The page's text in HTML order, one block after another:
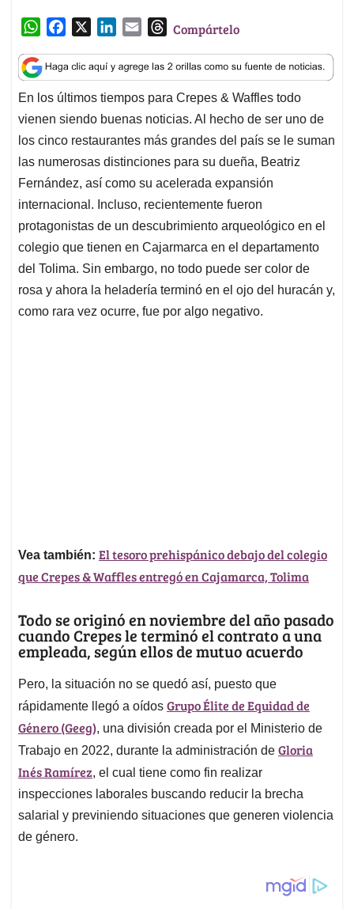
W
a
t
s
A
p
p
c
e
b
o
o
k
n
k
e
d
I
n
a
i
l
T
r
e
a
d
s
Compártelo
En los últimos tiempos para Crepes & Waffles todo
vienen siendo buenas noticias. Al hecho de ser uno de
los cinco restaurantes más grandes del país se le suman
las numerosas distinciones para su dueña, Beatriz
Fernández, así como su acelerada expansión
internacional. Incluso, recientemente fueron
protagonistas de un descubrimiento arqueológico en el
colegio que tienen en Cajarmarca en el departamento
del Tolima. Sin embargo, no todo puede ser color de
rosa y ahora la heladería terminó en el ojo del huracán y,
como rara vez ocurre, fue por algo negativo.
Vea también: El tesoro prehispánico debajo del colegio
que Crepes & Waffles entregó en Cajamarca, Tolima
Todo se originó en noviembre del año pasado
cuando Crepes le terminó el contrato a una
empleada, según ellos de mutuo acuerdo
Pero, la situación no se quedó así, puesto que
rápidamente llegó a oídos Grupo Élite de Equidad de
Género (Geeg), una división creada por el Ministerio de
Trabajo en 2022, durante la administración de Gloria
Inés Ramírez, el cual tiene como fin realizar
inspecciones laborales buscando reducir la brecha
salarial y previniendo situaciones que generen violencia
de género.